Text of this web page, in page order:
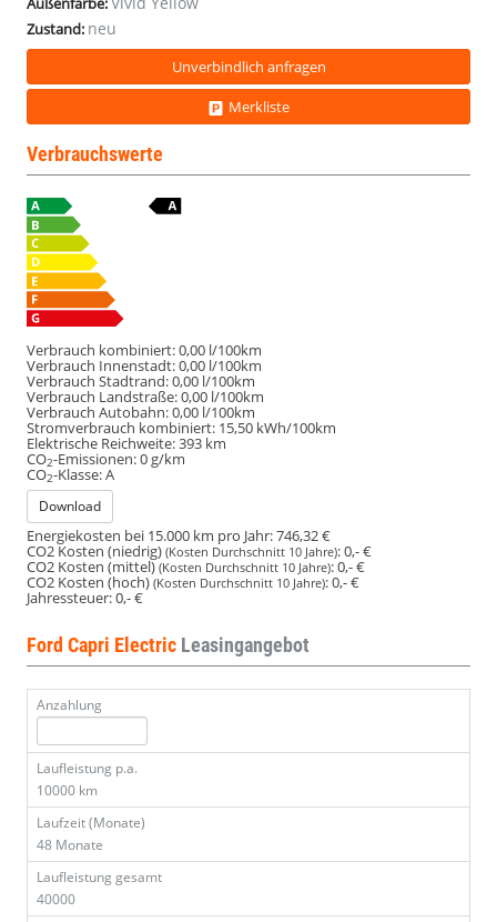
Zustand: neu
Unverbindlich anfragen
Merkliste
Verbrauchswerte
Verbrauch kombiniert:0,00 l/100km
Verbrauch Innenstadt:0,00 l/100km
Verbrauch Stadtrand:0,00 l/100km
Verbrauch Landstraße:0,00 l/100km
Verbrauch Autobahn:0,00 l/100km
Stromverbrauch kombiniert: 15,50 kWh/100km
Elektrische Reichweite:393 km
CO2-Emissionen:0 g/km
CO2-Klasse:A
Download
Energiekosten bei 15.000 km pro Jahr:746,32 €
CO2 Kosten (niedrig) (Kosten Durchschnitt 10 Jahre):0,- €
CO2 Kosten (mittel)(Kosten Durchschnitt 10 Jahre):0,- €
CO2 Kosten (hoch) (Kosten Durchschnitt 10 Jahre):0,- €
Jahressteuer:0,- €
Ford Capri Electric Leasingangebot
Anzahlung
Laufleistung p.a.
10000 km
Laufzeit (Monate)
48 Monate
Laufleistung gesamt
40000